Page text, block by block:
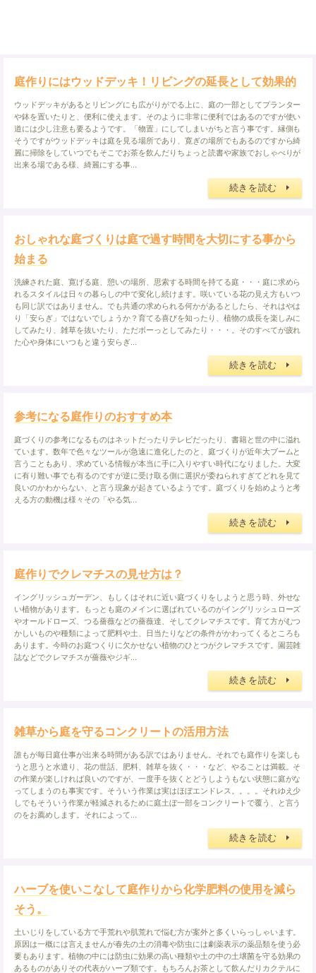
庭作りにはウッドデッキ！リビングの延長として効果的
ウッドデッキがあるとリビングにも広がりがでる上に、庭の一部としてプランター
や鉢を置いたりと、便利に使えます。そのように非常に便利ではあるのですが使い
道には少し注意も要るようです。「物置」にしてしまいがちと言う事です。縁側も
そうですがウッドデッキは庭を見る場所であり、寛ぎの場所でもあるのですから綺
麗に掃除をしていつでもそこでお茶を飲んだりちょっと読書や家族でおしゃべりが
出来る場である様、綺麗にする事...
続きを読む
おしゃれな庭づくりは庭で過す時間を大切にする事から
始まる
洗練された庭、寛げる庭、憩いの場所、思索する時間を持てる庭・・・庭に求めら
れるスタイルは日々の暮らしの中で変化し続けます。咲いている花の見え方もいつ
も同じ訳ではありません。でも共通の求められる何かがあるとしたら、それはやは
り「安らぎ」ではないでしょうか？育てる喜びを知ったり、植物の成長を楽しみに
してみたり、雑草を抜いたり、ただボーっとしてみたり・・・。そのすべてが疲れ
た心や身体にいつもと違う安らぎ...
続きを読む
参考になる庭作りのおすすめ本
庭づくりの参考になるものはネットだったりテレビだったり、書籍と世の中に溢れ
ています。数年で色々なツールが急速に進化したのと、庭づくりが近年大ブームと
言うこともあり、求めている情報が本当に手に入りやすい時代になりました。大変
に有り難い事でも有るのですが逆に受け取る側に選択が委ねられすぎてどれを見て
良いのかわからない、と言う現象が起きているようです。庭づくりを始めようと考
える方の動機は様々その「やる気...
続きを読む
庭作りでクレマチスの見せ方は？
イングリッシュガーデン、もしくはそれに近い庭づくりをしようと思う時、外せな
い植物があります。もっとも庭のメインに選ばれているのがイングリッシュローズ
やオールドローズ、つる薔薇などの薔薇達、そしてクレマチスです。育て方がむつ
かしいものや種類によって肥料や土、日当たりなどの条件がかわってくるところも
あります。今時のお庭つくりに欠かせない植物のひとつがクレマチスです。園芸雑
誌などでクレマチスが薔薇やジギ...
続きを読む
雑草から庭を守るコンクリートの活用方法
誰もが毎日庭仕事が出来る時間がある訳ではありません。それでも庭作りを楽しも
うと思うと水遣り、花の世話、肥料、雑草を抜く・・・など、やることは満載。そ
の作業が楽しければ良いのですが、一度手を抜くとどうしようもない状態に庭がな
ってしまうのも事実です。そういう作業は実はほぼエンドレス。。。。それゆえ少
しでもそういう作業が軽減されるために庭土ぼ一部をコンクリートで覆う、と言う
のをお薦めします。それによって...
続きを読む
ハーブを使いこなして庭作りから化学肥料の使用を減ら
そう。
土いじりをしている方で手荒れや肌荒れで悩む方が案外と多くいらっしゃいます。
原因は一概には言えませんが春先の土の消毒や防虫には劇薬表示の薬品類を使う必
要もあります。植物の中には防虫に効果の高い種類や土の中の土壌菌を守る効果の
あるものがありその代表がハーブ類です。もちろんお茶として飲んだりカクテルに